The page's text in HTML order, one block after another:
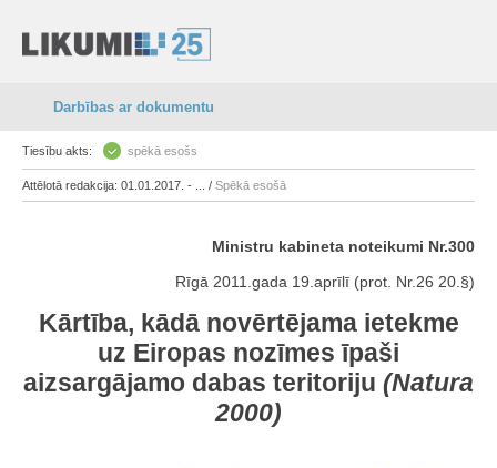
Darbības ar dokumentu
Tiesību akts: spēkā esošs
Attēlotā redakcija: 01.01.2017. - ... / Spēkā esošā
Ministru kabineta noteikumi Nr.300
Rīgā 2011.gada 19.aprīlī (prot. Nr.26 20.§)
Kārtība, kādā novērtējama ietekme
uz Eiropas nozīmes īpaši
aizsargājamo dabas teritoriju (Natura
2000)